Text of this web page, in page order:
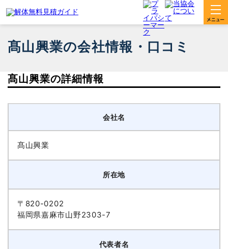
髙山興業の会社情報・口コミ
髙山興業の詳細情報
会社名
髙山興業
所在地
〒820-0202
福岡県嘉麻市山野2303-7
代表者名